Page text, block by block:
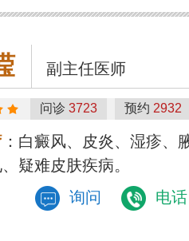
副主任医师
问诊 3723 预约 2932
：白癜风、皮炎、湿疹、
疑难皮肤疾病。
询问
电话